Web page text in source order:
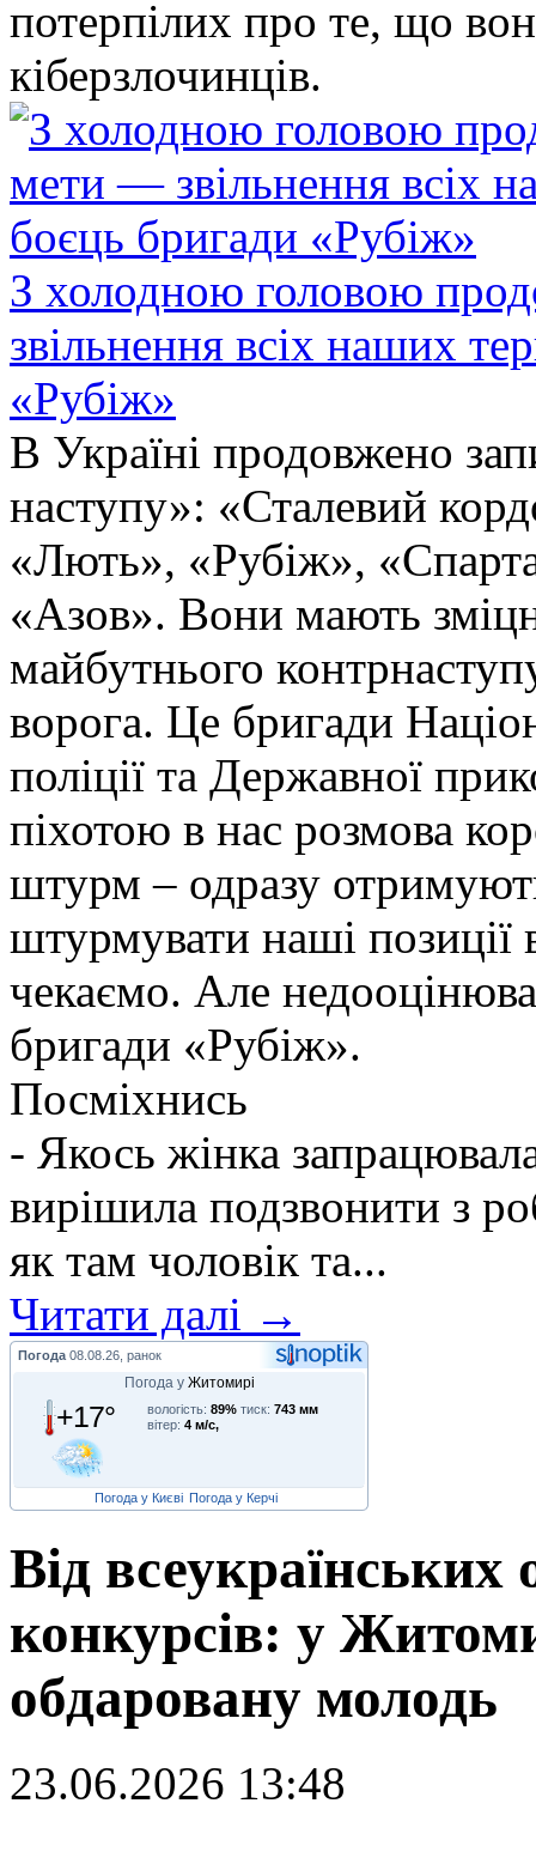
потерпілих про те, що
кіберзлочинців.
З холодною головою
звільнення всіх наших
«Рубіж»
В Україні продовжено
наступу»: «Сталевий
«Лють», «Рубіж»,
«Азов». Вони мають
майбутнього
ворога. Це бригади
поліції та Державної
піхотою в нас розмова
штурм – одразу
штурмувати наші позиції
чекаємо. Але
бригади «Рубіж».
Посміхнись
- Якось жінка
вирішила подзвонити з
як там чоловік та...
Читати далі →
Погода 08.08.26, ранок
Погода у Житомирі
+17° вологість: 89% тиск: 743 мм
вітер: 4 м/с,
Погода у Києві Погода у Керчі
Від всеукраїнських
конкурсів: у
обдаровану молодь
23.06.2026 13:48